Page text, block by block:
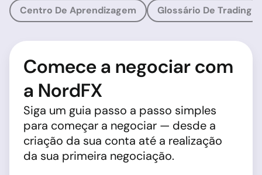
Centro De Aprendizagem Glossário De Trading
Comece a negociar com
a NordFX
Siga um guia passo a passo simples
para começar a negociar — desde a
criação da sua conta até a realização
da sua primeira negociação.